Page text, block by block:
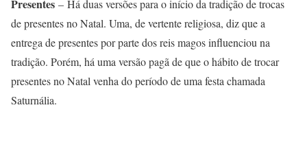
Presentes – Há duas versões para o início da tradição de trocas
de presentes no Natal. Uma, de vertente religiosa, diz que a
entrega de presentes por parte dos reis magos influenciou na
tradição. Porém, há uma versão pagã de que o hábito de trocar
presentes no Natal venha do período de uma festa chamada
Saturnália.